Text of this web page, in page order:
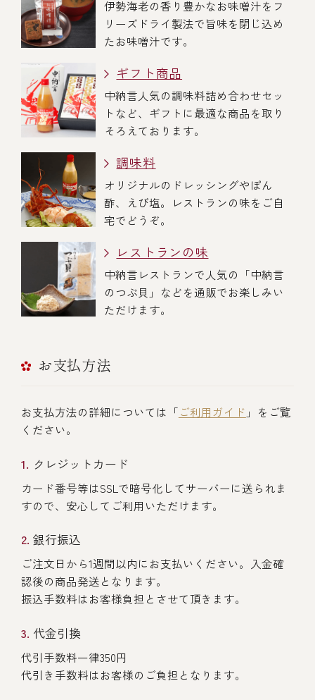
伊勢海老の香り豊かなお味噌汁をフ
リーズドライ製法で旨味を閉じ込め
たお味噌汁です。
ギフト商品
中納言人気の調味料詰め合わせセッ
トなど、ギフトに最適な商品を取り
そろえております。
調味料
オリジナルのドレッシングやぽん
酢、えび塩。レストランの味をご自
宅でどうぞ。
レストランの味
中納言レストランで人気の「中納言
のつぶ貝」などを通販でお楽しみい
ただけます。
お支払方法
お支払方法の詳細については「ご利用ガイド 」をご覧
ください。
クレジットカード
カード番号等はSSLで暗号化してサーバーに送られま
すので、安心してご利用いただけます。
銀行振込
ご注文日から1週間以内にお支払いください。入金確
認後の商品発送となります。
振込手数料はお客様負担とさせて頂きます。
代金引換
代引手数料一律350円
代引き手数料はお客様のご負担となります。